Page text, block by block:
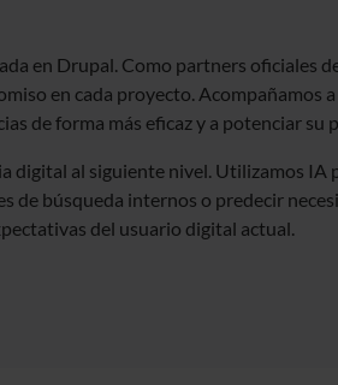
en Drupal. Como partners oficiales
en cada proyecto. Acompañamos
de forma más eficaz y a potenciar su
digital al siguiente nivel. Utilizamos IA
búsqueda internos o predecir
del usuario digital actual.